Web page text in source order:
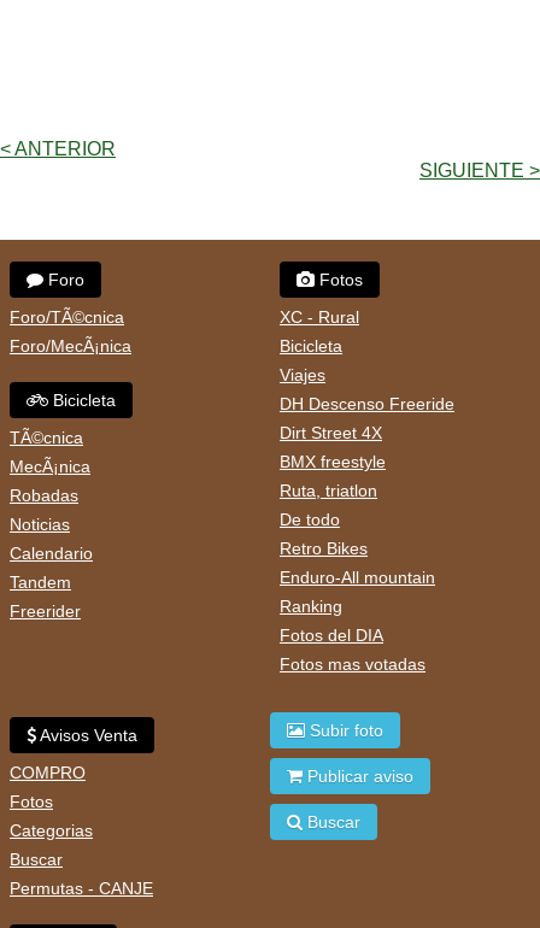
< ANTERIOR
SIGUIENTE >
Foro
Foro/TÃ©cnica
Foro/MecÃ¡nica
Bicicleta
TÃ©cnica
MecÃ¡nica
Robadas
Noticias
Calendario
Tandem
Freerider
Fotos
XC - Rural
Bicicleta
Viajes
DH Descenso Freeride
Dirt Street 4X
BMX freestyle
Ruta, triatlon
De todo
Retro Bikes
Enduro-All mountain
Ranking
Fotos del DIA
Fotos mas votadas
Avisos Venta
COMPRO
Fotos
Categorias
Buscar
Permutas - CANJE
Subir foto
Publicar aviso
Buscar